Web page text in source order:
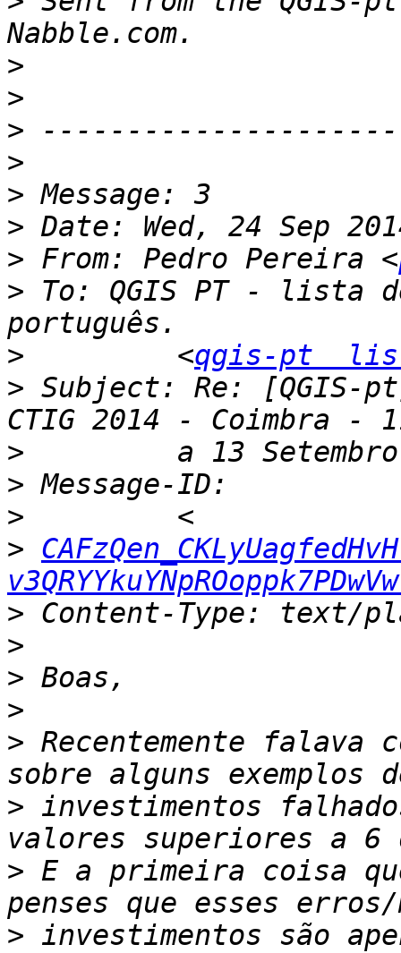
>
>
>
>
>
>
> From: Pedro Pereira <
> To: QGIS PT - lista
>
         <
qgis-pt
> Subject: Re: [QGIS-
>
>
>
>
>
>
>
>
> Recentemente falava
> investimentos
> E a primeira coisa
> investimentos são